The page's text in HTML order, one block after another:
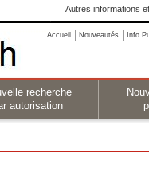
Autres informations
Accueil Nouveautés Info
recherche
autorisation